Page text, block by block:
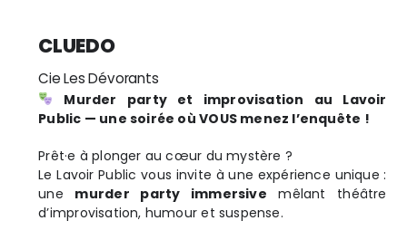
CLUEDO
Cie Les Dévorants
Murder party et improvisation au Lavoir
Public — une soirée où VOUS menez l’enquête !
Prêt·e à plonger au cœur du mystère ?
Le Lavoir Public vous invite à une expérience unique :
une murder party immersive mêlant théâtre
d’improvisation, humour et suspense.